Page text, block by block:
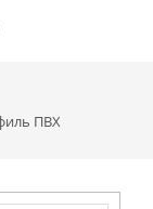
ПВХ